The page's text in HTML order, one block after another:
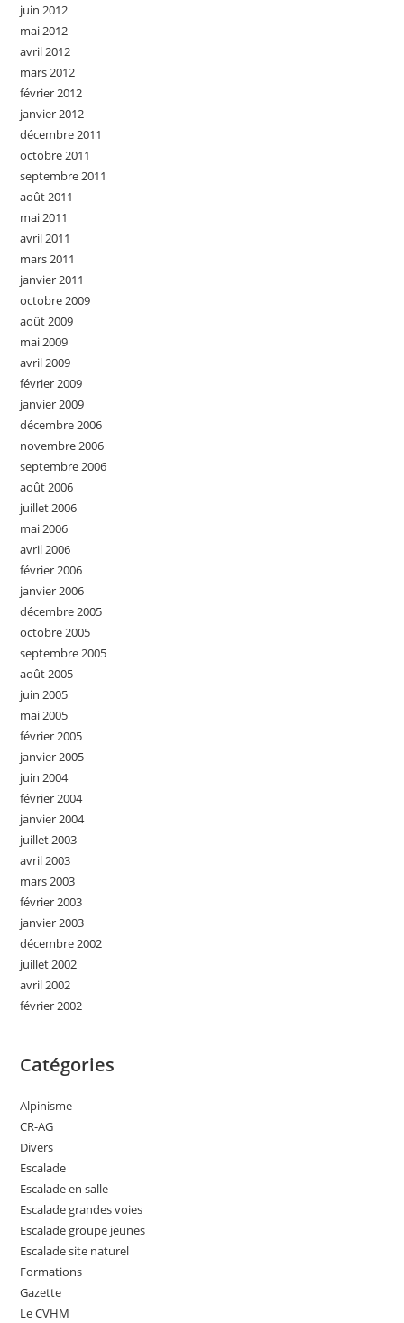
juin 2012
mai 2012
avril 2012
mars 2012
février 2012
janvier 2012
décembre 2011
octobre 2011
septembre 2011
août 2011
mai 2011
avril 2011
mars 2011
janvier 2011
octobre 2009
août 2009
mai 2009
avril 2009
février 2009
janvier 2009
décembre 2006
novembre 2006
septembre 2006
août 2006
juillet 2006
mai 2006
avril 2006
février 2006
janvier 2006
décembre 2005
octobre 2005
septembre 2005
août 2005
juin 2005
mai 2005
février 2005
janvier 2005
juin 2004
février 2004
janvier 2004
juillet 2003
avril 2003
mars 2003
février 2003
janvier 2003
décembre 2002
juillet 2002
avril 2002
février 2002
Catégories
Alpinisme
CR-AG
Divers
Escalade
Escalade en salle
Escalade grandes voies
Escalade groupe jeunes
Escalade site naturel
Formations
Gazette
Le CVHM